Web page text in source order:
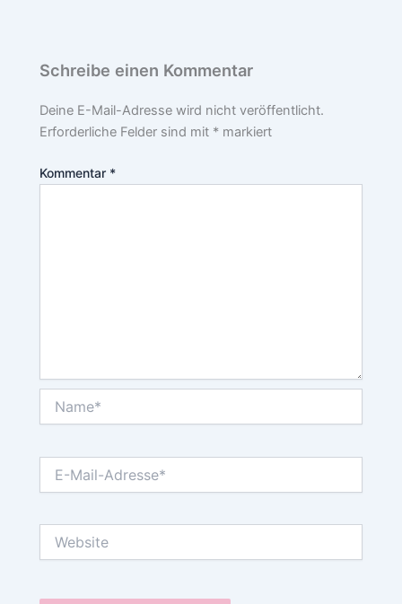
Schreibe einen Kommentar
Deine E-Mail-Adresse wird nicht veröffentlicht.
Erforderliche Felder sind mit * markiert
Kommentar *
Mail-